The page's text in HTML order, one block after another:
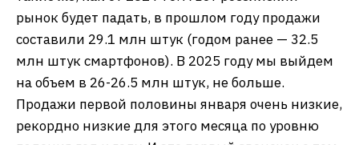
рынок будет падать, в прошлом году продажи
составили 29.1 млн штук (годом ранее — 32.5
млн штук смартфонов). В 2025 году мы выйдем
на объем в 26-26.5 млн штук, не больше.
Продажи первой половины января очень низкие,
рекордно низкие для этого месяца по уровню